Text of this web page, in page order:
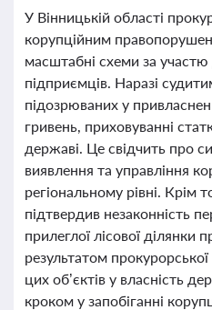
У Вінницькій області
корупційним
масштабні схеми за участю
підприємців. Наразі
підозрюваних у
гривень, приховуванні
державі. Це свідчить про
виявлення та управління
регіональному рівні. Крім
підтвердив незаконність
прилеглої лісової ділянки
результатом
цих об’єктів у власність
кроком у запобіганні